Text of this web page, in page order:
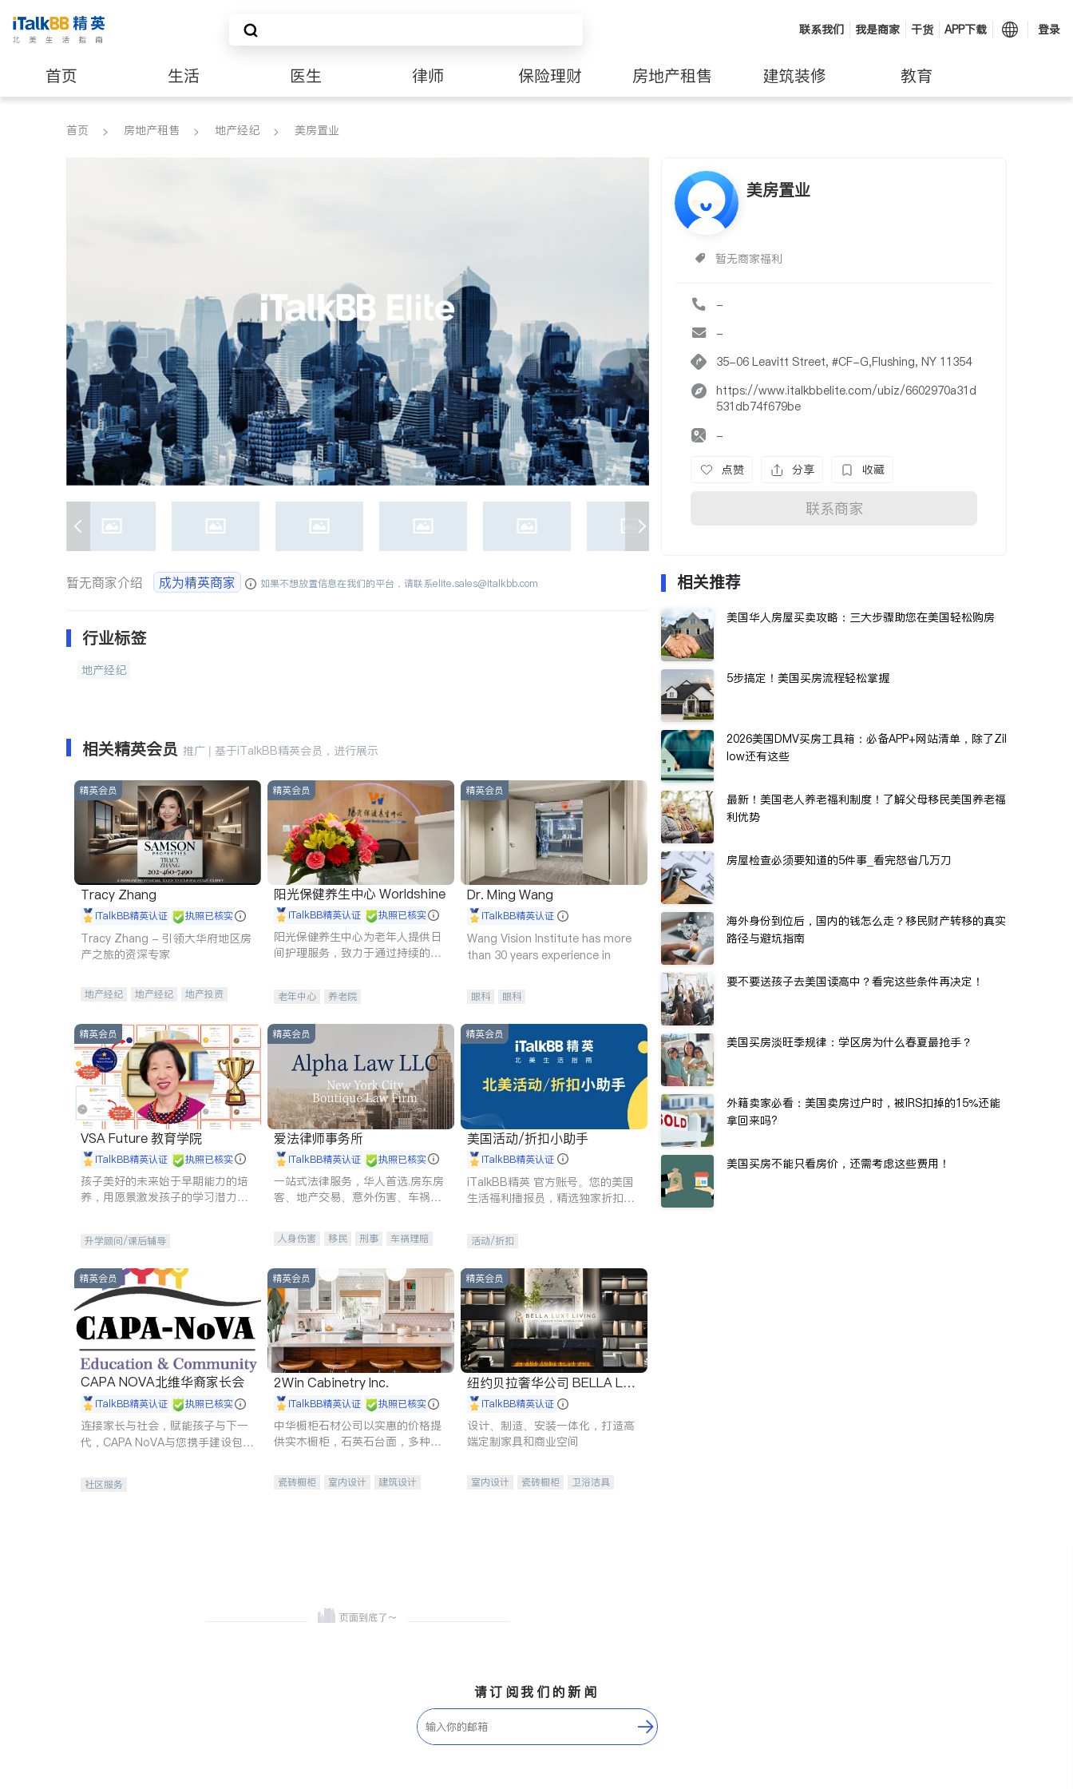
联系我们 我是商家 干货 APP下载 登录
首页 生活 医生 律师 保险理财 房地产租售 建筑装修 教育
养老 非盈利组织
首页 房地产租售 地产经纪 美房置业
美房置业
暂无商家福利
-
-
35-06 Leavitt Street, #CF-G,Flushing, NY 11354
https://www.italkbbelite.com/ubiz/6602970a31d
531db74f679be
-
点赞 分享 收藏
联系商家
暂无商家介绍 成为精英商家 如果不想放置信息在我们的平台，请联系elite.sales@italkbb.com
行业标签
地产经纪
相关精英会员 推广 | 基于iTalkBB精英会员，进行展示
精英会员
Tracy Zhang
iTalkBB精英认证 执照已核实
Tracy Zhang - 引领大华府地区房
产之旅的资深专家
地产经纪 地产经纪
地产投资
精英会员
阳光保健养生中心 Worldshine
iTalkBB精英认证 执照已核实
阳光保健养生中心为老年人提供日
间护理服务，致力于通过持续的护
老年中心 养老院
精英会员
Dr. Ming Wang
iTalkBB精英认证
Wang Vision Institute has more
than 30 years experience in
眼科 眼科
精英会员
VSA Future 教育学院
iTalkBB精英认证 执照已核实
孩子美好的未来始于早期能力的培
养，用愿景激发孩子的学习潜力和
升学顾问/课后辅导
精英会员
爱法律师事务所
iTalkBB精英认证 执照已核实
一站式法律服务，华人首选.房东房
客、地产交易、意外伤害、车祸重
人身伤害 移民 刑事
车祸理赔
商标注册
索赔 律师-其它 保释
精英会员
美国活动/折扣小助手
iTalkBB精英认证
iTalkBB精英 官方账号。您的美国
生活福利播报员，精选独家折扣、
活动/折扣
精英会员
CAPA NOVA北维华裔家长会
iTalkBB精英认证 执照已核实
连接家长与社会，赋能孩子与下一
代，CAPA NoVA与您携手建设包
社区服务
精英会员
2Win Cabinetry Inc.
iTalkBB精英认证 执照已核实
中华橱柜石材公司以实惠的价格提
供实木橱柜，石英石台面，多种优
机。品质厨房，家的选择。
瓷砖橱柜 室内设计
建筑设计
精英会员
纽约贝拉奢华公司 BELLA LUX
E iTalkBB精英认证
设计、制造、安装一体化，打造高
端定制家具和商业空间
室内设计 瓷砖橱柜
卫浴洁具
相关推荐
美国华人房屋买卖攻略：三大步骤助您在美国轻松购房
5步搞定！美国买房流程轻松掌握
2026美国DMV买房工具箱：必备APP+网站清单，除了Zil
low还有这些
最新！美国老人养老福利制度！了解父母移民美国养老福
利优势
房屋检查必须要知道的5件事_看完怒省几万刀
海外身份到位后，国内的钱怎么走？移民财产转移的真实
路径与避坑指南
要不要送孩子去美国读高中？看完这些条件再决定！
美国买房淡旺季规律：学区房为什么春夏最抢手？
外籍卖家必看：美国卖房过户时，被IRS扣掉的15%还能
拿回来吗?
美国买房不能只看房价，还需考虑这些费用！
请订阅我们的新闻